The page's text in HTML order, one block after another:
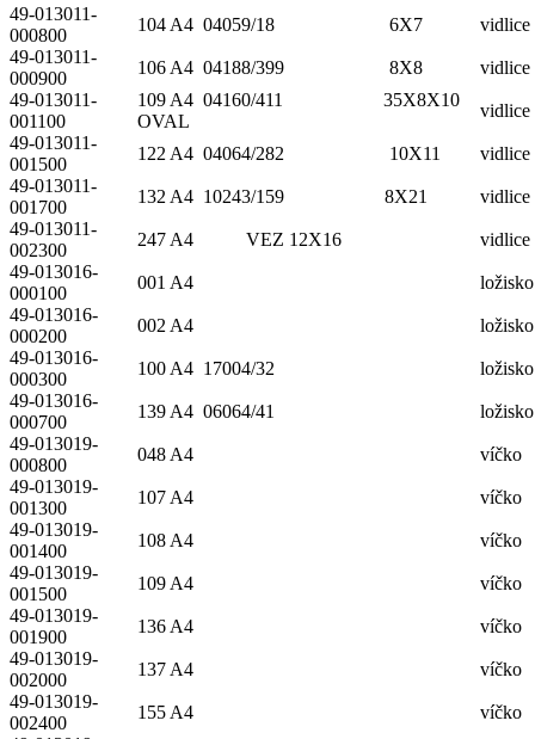
49-013011-
000800
104 A4 04059/18 6X7
vidlice
49-013011-
000900
106 A4 04188/399 8X8
vidlice
49-013011-
001100
109 A4 04160/411 35X8X10
OVAL
vidlice
49-013011-
001500
122 A4 04064/282 10X11
vidlice
49-013011-
001700
132 A4 10243/159 8X21
vidlice
49-013011-
002300
247 A4 VEZ 12X16
vidlice
49-013016-
000100
001 A4
ložisko
49-013016-
000200
002 A4
ložisko
49-013016-
000300
100 A4 17004/32
ložisko
49-013016-
000700
139 A4 06064/41
ložisko
49-013019-
000800
048 A4
víčko
49-013019-
001300
107 A4
víčko
49-013019-
001400
108 A4
víčko
49-013019-
001500
109 A4
víčko
49-013019-
001900
136 A4
víčko
49-013019-
002000
137 A4
víčko
49-013019-
002400
155 A4
víčko